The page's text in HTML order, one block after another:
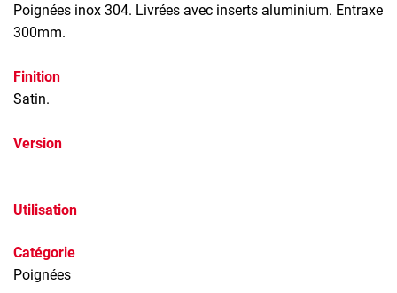
Poignées inox 304. Livrées avec inserts aluminium. Entraxe
300mm.
Finition
Satin.
Version
Utilisation
Catégorie
Poignées